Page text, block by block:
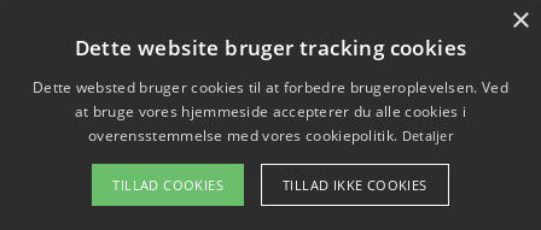
×
Dette website bruger tracking cookies
Dette websted bruger cookies til at forbedre brugeroplevelsen. Ved
at bruge vores hjemmeside accepterer du alle cookies i
overensstemmelse med vores cookiepolitik. Detaljer
TILLAD COOKIES TILLAD IKKE COOKIES